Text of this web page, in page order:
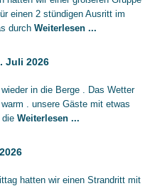
einen 2 stündigen Ausritt im
durch Weiterlesen ...
Juli 2026
in die Berge . Das Wetter
. unsere Gäste mit etwas
die Weiterlesen ...
hatten wir einen Strandritt mit